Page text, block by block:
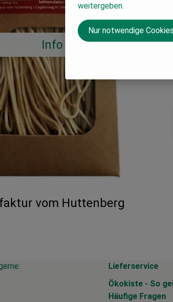
Info
vom Huttenberg
Lieferservice
Ökokiste - So
Häufige Fragen
weitergeben.
Nur notwendige